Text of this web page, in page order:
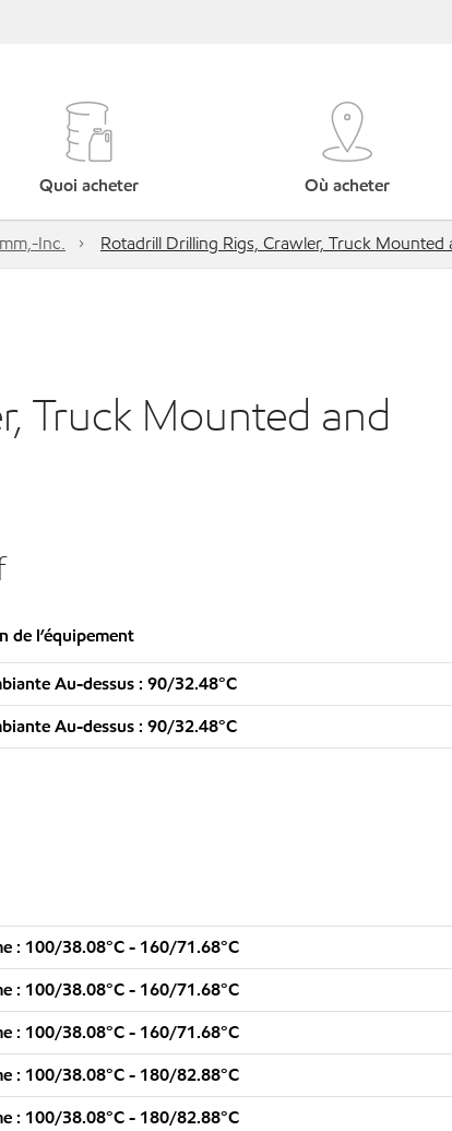
Quoi acheter Où acheter
Inc. Rotadrill Drilling Rigs, Crawler, Truck Mounted
Truck Mounted and
de l’équipement
Au-dessus : 90/32.48°C
Au-dessus : 90/32.48°C
: 100/38.08°C - 160/71.68°C
: 100/38.08°C - 160/71.68°C
: 100/38.08°C - 160/71.68°C
: 100/38.08°C - 180/82.88°C
: 100/38.08°C - 180/82.88°C